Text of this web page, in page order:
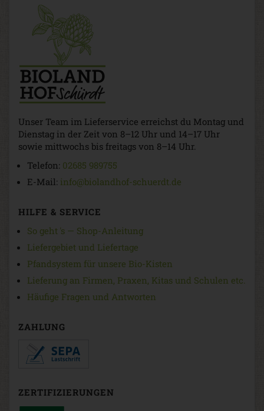
Unser Team im Lieferservice erreichst du Montag und
Dienstag in der Zeit von 8–12 Uhr und 14–17 Uhr
sowie mittwochs bis freitags von 8–14 Uhr.
Telefon: 02685 989755
E-Mail: info@biolandhof-schuerdt.de
HILFE & SERVICE
So geht 's — Shop-Anleitung
Liefergebiet und Liefertage
Pfandsystem für unsere Bio-Kisten
Lieferung an Firmen, Praxen, Kitas und Schulen etc.
Häufige Fragen und Antworten
ZAHLUNG
ZERTIFIZIERUNGEN